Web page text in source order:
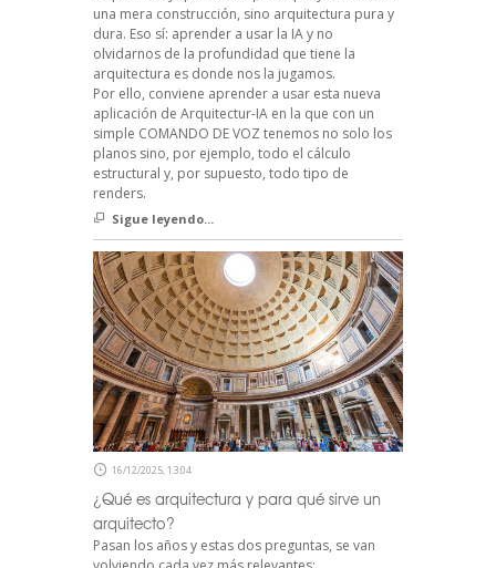
una mera construcción, sino arquitectura pura y
dura. Eso sí: aprender a usar la IA y no
olvidarnos de la profundidad que tiene la
arquitectura es donde nos la jugamos.
Por ello, conviene aprender a usar esta nueva
aplicación de Arquitectur-IA en la que con un
simple COMANDO DE VOZ tenemos no solo los
planos sino, por ejemplo, todo el cálculo
estructural y, por supuesto, todo tipo de
renders.
Sigue leyendo...
16/12/2025, 13:04
¿Qué es arquitectura y para qué sirve un
arquitecto?
Pasan los años y estas dos preguntas, se van